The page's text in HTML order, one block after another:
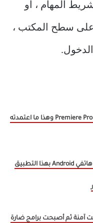
المهام ، أو
على سطح المكتب ،
حررت 10 جيجابايت من هاتفي Android بهذا التطبيق